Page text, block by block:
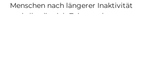
Menschen nach längerer Inaktivität
und alle, die sich Zeit zum lernen